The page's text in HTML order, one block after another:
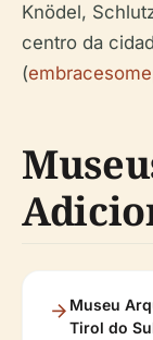
Knödel,
centro da
(
Museu
Tirol do